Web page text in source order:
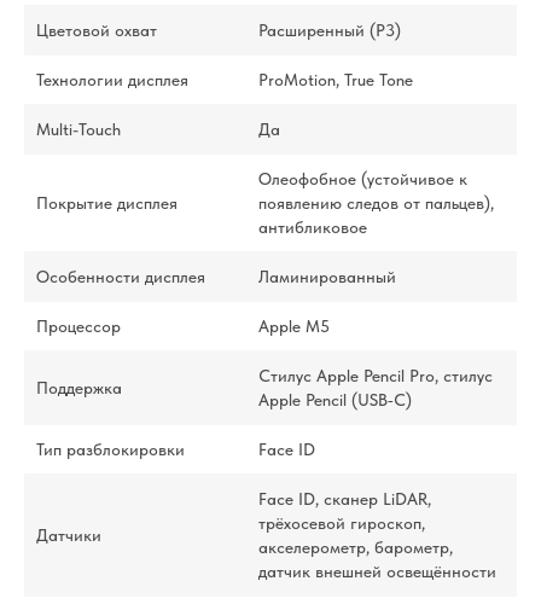
Цветовой охват Расширенный (P3)
Технологии дисплея ProMotion, True Tone
Multi-Touch Да
Покрытие дисплея
Олеофобное (устойчивое к
появлению следов от пальцев),
антибликовое
Особенности дисплея Ламинированный
Процессор Apple M5
Поддержка
Стилус Apple Pencil Pro, стилус
Apple Pencil (USB‑C)
Тип разблокировки Face ID
Датчики
Face ID, сканер LiDAR,
трёхосевой гироскоп,
акселерометр, барометр,
датчик внешней освещённости